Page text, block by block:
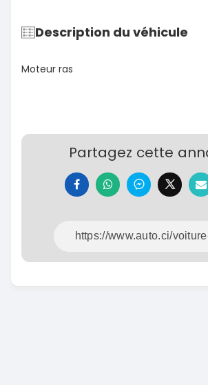
Description du véhicule
Moteur ras
Partagez cette